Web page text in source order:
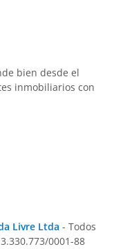
bien desde el
inmobiliarios con
Livre Ltda - Todos
0001-88